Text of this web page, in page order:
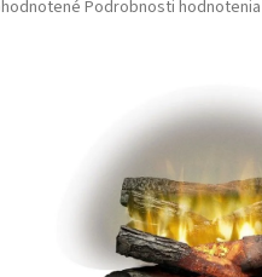
Podrobnosti hodnotenia